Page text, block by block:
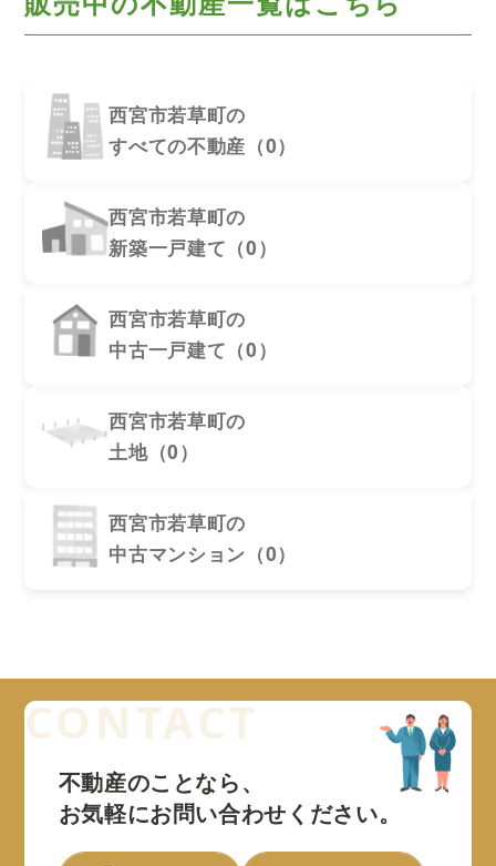
西宮市若草町の
すべての不動産（0）
西宮市若草町の
新築一戸建て（0）
西宮市若草町の
中古一戸建て（0）
西宮市若草町の
土地（0）
西宮市若草町の
中古マンション（0）
不動産のことなら、
お気軽にお問い合わせください。